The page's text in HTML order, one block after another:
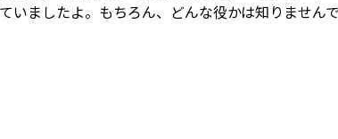
いましたよ。もちろん、どんな役かは知りませ